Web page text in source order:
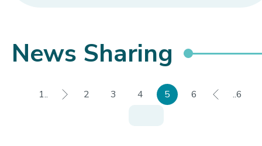
News Sharing
1.. 2 3 4 5 6 ..6